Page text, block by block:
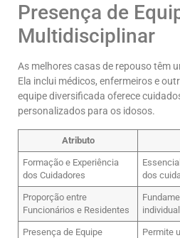
Presença de
Multidisciplinar
As melhores casas de repouso têm
Ela inclui médicos, enfermeiros e
equipe diversificada oferece
personalizados para os idosos.
Atributo
Formação e Experiência
dos Cuidadores
dos
Proporção entre
Funcionários e Residentes
Presença de Equipe
Permite